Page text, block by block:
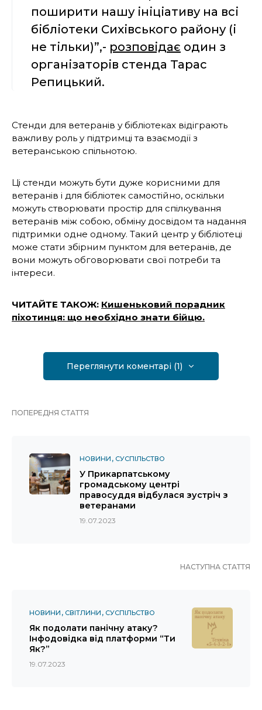
поширити нашу ініціативу на всі
бібліотеки Сихівського району (і
не тільки)”,- розповідає один з
організаторів стенда Тарас
Репицький.
Стенди для ветеранів у бібліотеках відіграють
важливу роль у підтримці та взаємодії з
ветеранською спільнотою.
Ці стенди можуть бути дуже корисними для
ветеранів і для бібліотек самостійно, оскільки
можуть створювати простір для спілкування
ветеранів між собою, обміну досвідом та надання
підтримки одне одному. Такий центр у бібліотеці
може стати збірним пунктом для ветеранів, де
вони можуть обговорювати свої потреби та
інтереси.
ЧИТАЙТЕ ТАКОЖ: Кишеньковий порадник
піхотинця: що необхідно знати бійцю.
Переглянути коментарі (1)
ПОПЕРЕДНЯ СТАТТЯ
НОВИНИ СУСПІЛЬСТВО
У Прикарпатському
громадському центрі
правосуддя відбулася зустріч з
ветеранами
19.07.2023
НАСТУПНА СТАТТЯ
НОВИНИ СВІТЛИНИ СУСПІЛЬСТВО
Як подолати панічну атаку?
Інфодовідка від платформи “Ти
Як?”
19.07.2023